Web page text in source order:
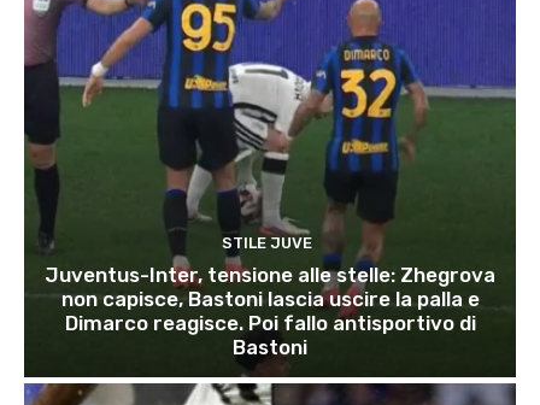
STILE JUVE
Juventus-Inter, tensione alle stelle: Zhegrova
non capisce, Bastoni lascia uscire la palla e
Dimarco reagisce. Poi fallo antisportivo di
Bastoni